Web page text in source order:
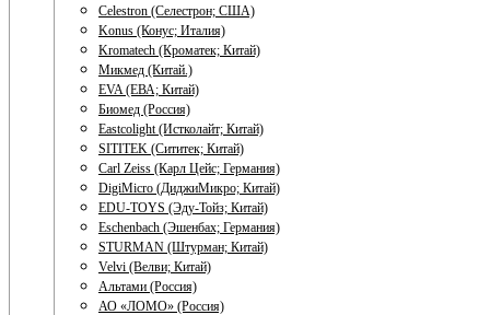
Celestron (Селестрон; США)
Konus (Конус; Италия)
Kromatech (Кроматек; Китай)
Микмед (Китай.)
EVA (ЕВА; Китай)
Биомед (Россия)
Eastcolight (Истколайт; Китай)
SITITEK (Сититек; Китай)
Carl Zeiss (Карл Цейс; Германия)
DigiMicro (ДиджиМикро; Китай)
EDU-TOYS (Эду-Тойз; Китай)
Eschenbach (Эшенбах; Германия)
STURMAN (Штурман; Китай)
Velvi (Велви; Китай)
Альтами (Россия)
АО «ЛОМО» (Россия)